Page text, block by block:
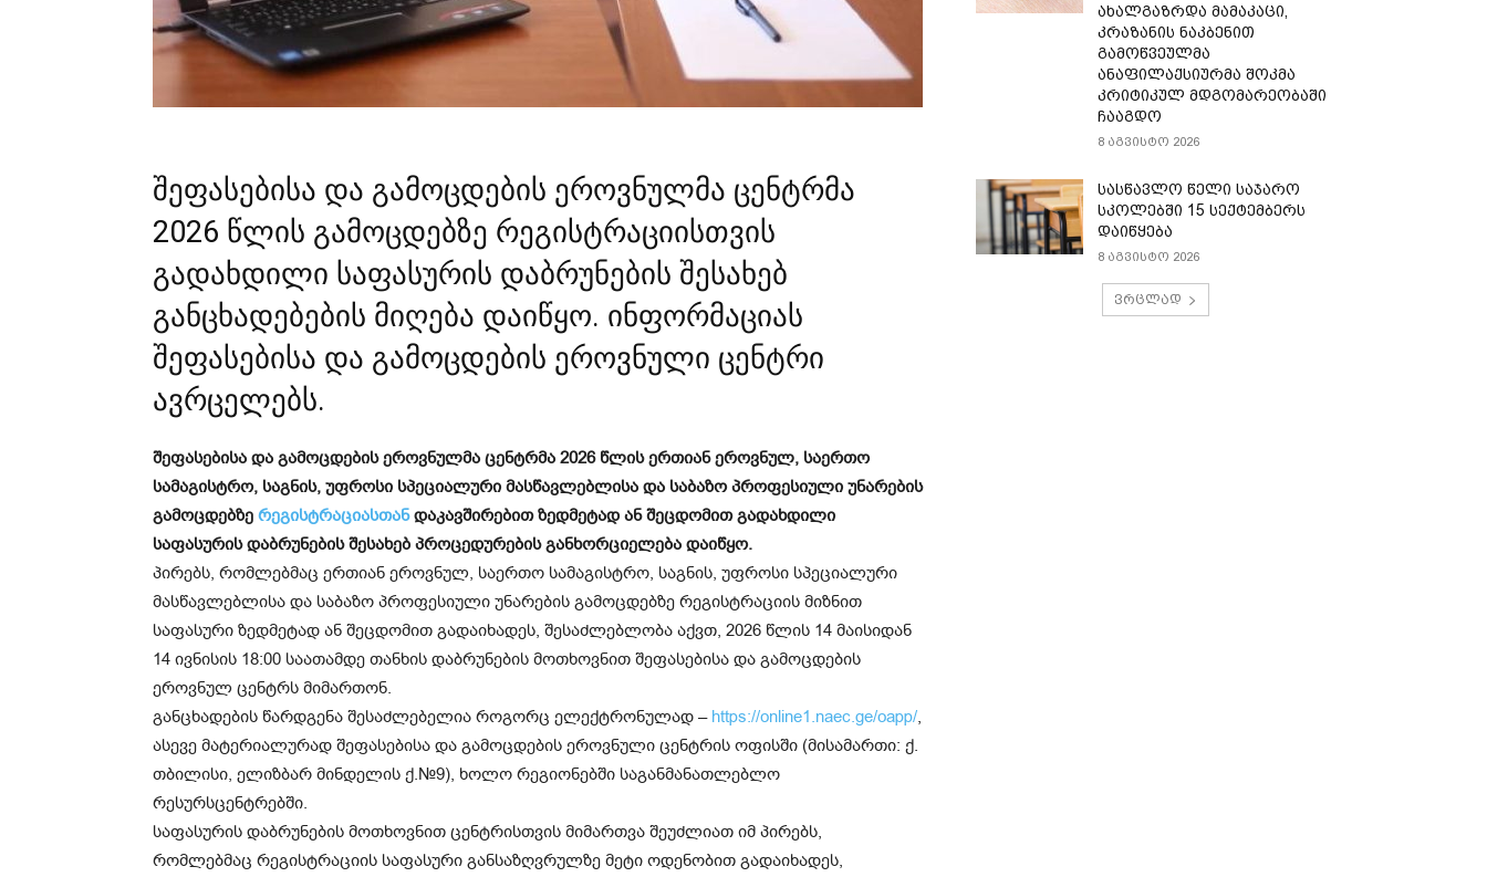
შეფასებისა და გამოცდების ეროვნულმა ცენტრმა
2026 წლის გამოცდებზე რეგისტრაციისთვის
გადახდილი საფასურის დაბრუნების შესახებ
განცხადებების მიღება დაიწყო. ინფორმაციას
შეფასებისა და გამოცდების ეროვნული ცენტრი
ავრცელებს.
შეფასებისა და გამოცდების ეროვნულმა ცენტრმა 2026 წლის ერთიან ეროვნულ, საერთო
სამაგისტრო, საგნის, უფროსი სპეციალური მასწავლებლისა და საბაზო პროფესიული უნარების
გამოცდებზე რეგისტრაციასთანდაკავშირებით ზედმეტად ან შეცდომით გადახდილი
საფასურის დაბრუნების შესახებ პროცედურების განხორციელება დაიწყო.
პირებს, რომლებმაც ერთიან ეროვნულ, საერთო სამაგისტრო, საგნის, უფროსი სპეციალური
მასწავლებლისა და საბაზო პროფესიული უნარების გამოცდებზე რეგისტრაციის მიზნით
საფასური ზედმეტად ან შეცდომით გადაიხადეს, შესაძლებლობა აქვთ, 2026 წლის 14 მაისიდან
14 ივნისის 18:00 საათამდე თანხის დაბრუნების მოთხოვნით შეფასებისა და გამოცდების
ეროვნულ ცენტრს მიმართონ.
განცხადების წარდგენა შესაძლებელია როგორც ელექტრონულად – https://online1.naec.ge/oapp/,
ასევე მატერიალურად შეფასებისა და გამოცდების ეროვნული ცენტრის ოფისში (მისამართი: ქ.
თბილისი, ელიზბარ მინდელის ქ.№9), ხოლო რეგიონებში საგანმანათლებლო
რესურსცენტრებში.
საფასურის დაბრუნების მოთხოვნით ცენტრისთვის მიმართვა შეუძლიათ იმ პირებს,
რომლებმაც რეგისტრაციის საფასური განსაზღვრულზე მეტი ოდენობით გადაიხადეს,
ახალგაზრდა მამაკაცი,
კრაზანის ნაკბენით
გამოწვეულმა
ანაფილაქსიურმა შოკმა
კრიტიკულ მდგომარეობაში
ჩააგდო
8 აგვისტო 2026
სასწავლო წელი საჯარო
სკოლებში 15 სექტემბერს
დაიწყება
8 აგვისტო 2026
ვრცლად